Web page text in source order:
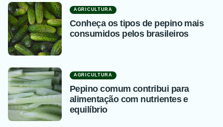
AGRICULTURA
Conheça os tipos de pepino mais
consumidos pelos brasileiros
AGRICULTURA
Pepino comum contribui para
alimentação com nutrientes e
equilíbrio